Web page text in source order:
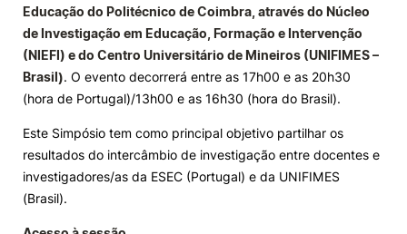
Knowledge Factory
Candidaturas
Educação do Politécnico de Coimbra, através do Núcleo
de Investigação em Educação, Formação e Intervenção
(NIEFI) e do Centro Universitário de Mineiros (UNIFIMES –
Brasil). O evento decorrerá entre as 17h00 e as 20h30
(hora de Portugal)/13h00 e as 16h30 (hora do Brasil).
Este Simpósio tem como principal objetivo partilhar os
resultados do intercâmbio de investigação entre docentes e
investigadores/as da ESEC (Portugal) e da UNIFIMES
(Brasil).